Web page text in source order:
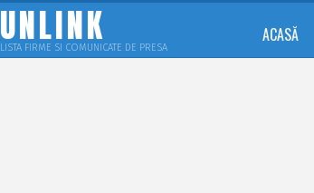
UNLINK
LISTA FIRME SI COMUNICATE DE PRESA
ACASĂ